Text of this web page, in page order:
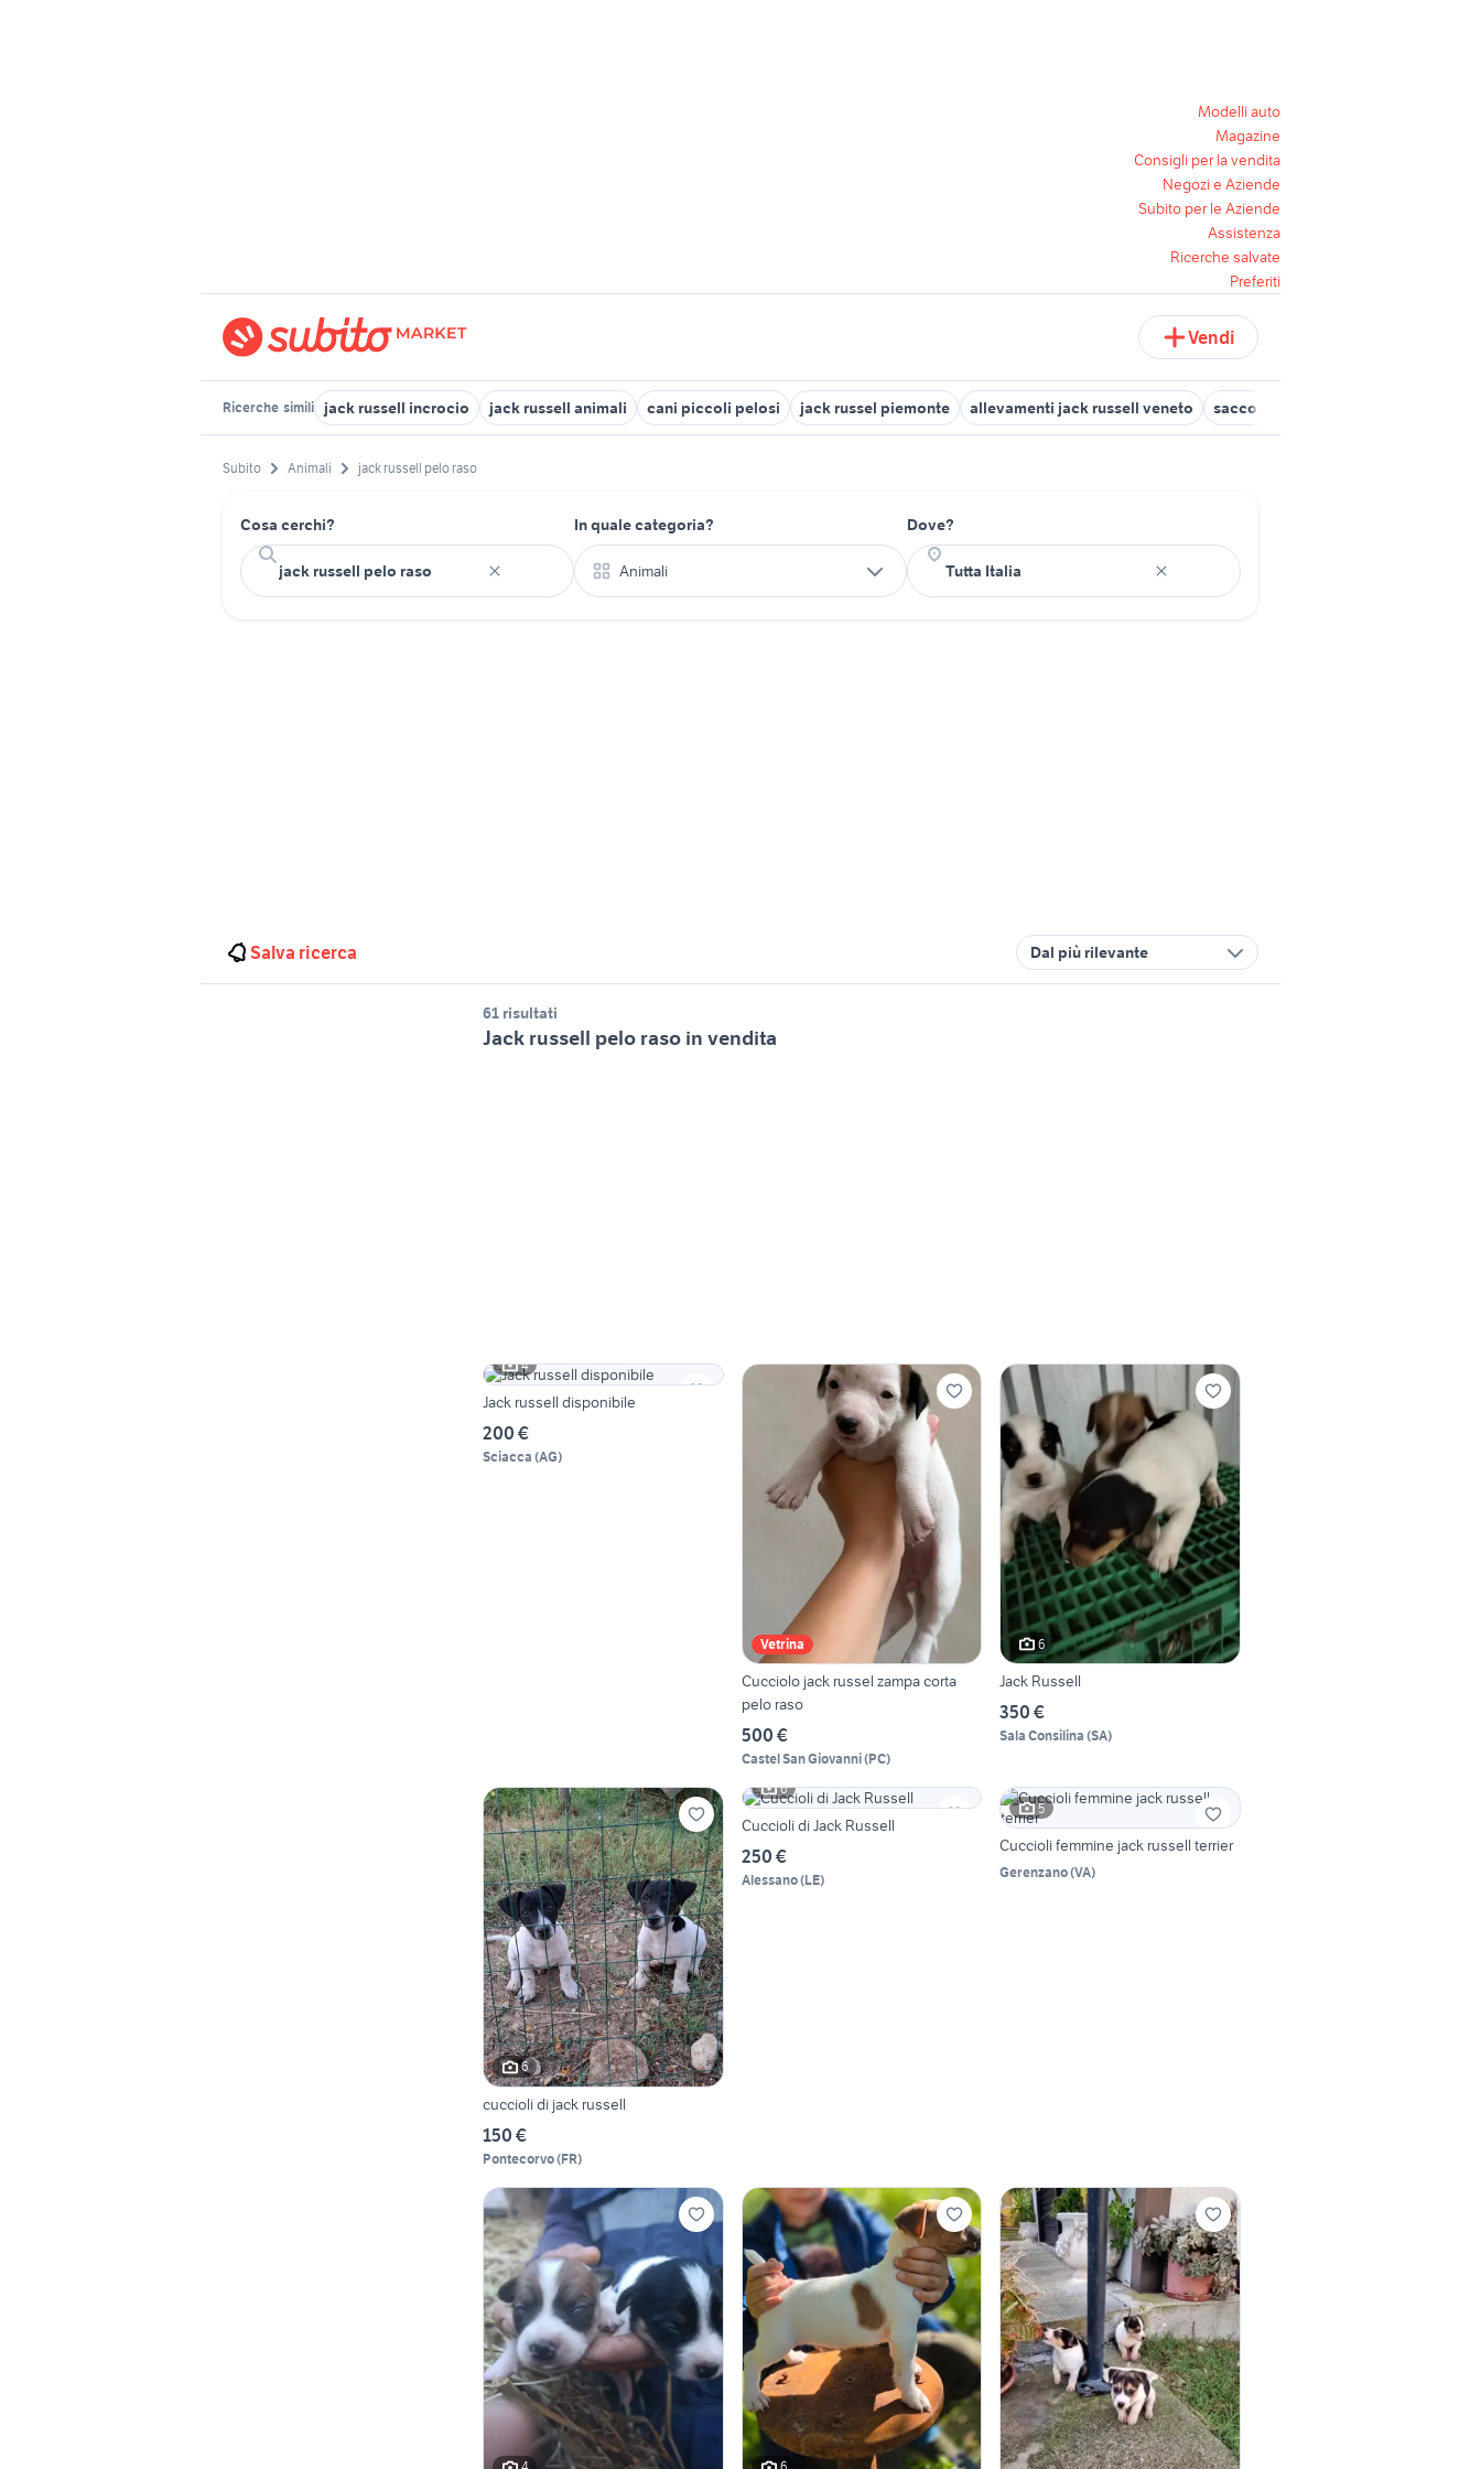
Modelli auto
Magazine
Consigli per la vendita
Negozi e Aziende
Subito per le Aziende
Assistenza
Ricerche salvate
Preferiti
Vendi
Ricerche simili jack russell incrocio jack russell animali cani piccoli pelosi jack russel piemonte allevamenti jack russell veneto sacco a pelo esercito
Subito Animali jack russell pelo raso
Cosa cerchi? In quale categoria?
Animali
Dove?
Salva ricerca Dal più rilevante
61 risultati
Jack russell pelo raso in vendita
4
Jack russell disponibile
200 €
Sciacca (AG)
Vetrina
Cucciolo jack russel zampa corta
pelo raso
500 €
Castel San Giovanni(PC)
6
Jack Russell
350 €
Sala Consilina (SA)
6
cuccioli di jack russell
150 €
Pontecorvo(FR)
6
Cuccioli di Jack Russell
250 €
Alessano(LE)
5
Cuccioli femmine jack russell terrier
Gerenzano(VA)